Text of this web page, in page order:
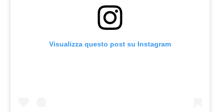
Visualizza questo post su Instagram